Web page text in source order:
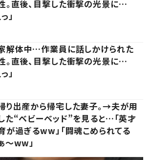
。直後、目撃した衝撃の光景に…
」
解体中…作業員に話しかけられた
。直後、目撃した衝撃の光景に…
」
り出産から帰宅した妻子。→夫が用
た“ベビーベッド”を見ると…「英才
が過ぎるww」「闘魂こめられてる
～ww」